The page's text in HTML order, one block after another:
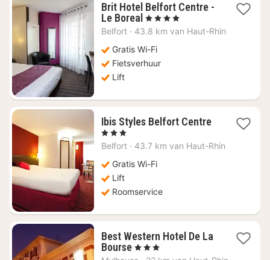
Brit Hotel Belfort Centre -
Le Boreal 1
nacht
€
64,13
, 4 Sterren
Belfort · 43.8 km van Haut-Rhin
Gratis Wi-Fi
Fietsverhuur
Lift
Ibis Styles Belfort Centre1
vanaf
, 3 Sterren
Belfort · 43.7 km van Haut-Rhin
Gratis Wi-Fi
Lift
Roomservice
Best Western Hotel De La
Bourse1
nacht
, 3 Sterren